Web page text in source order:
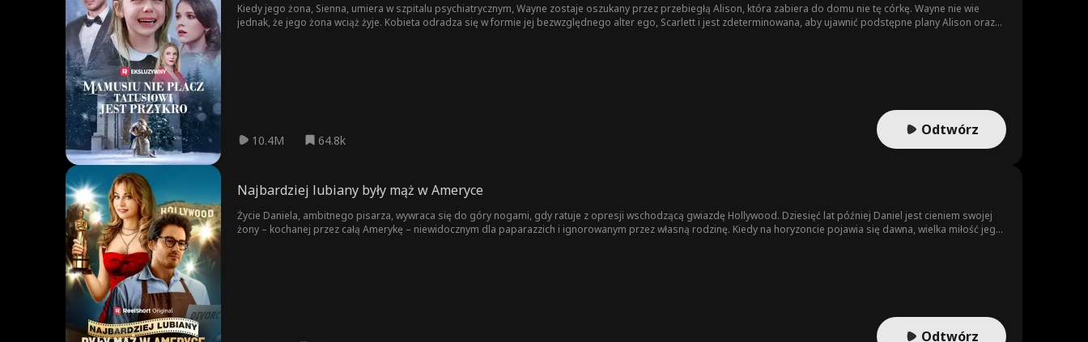
Kiedy jego żona, Sienna, umiera w szpitalu psychiatrycznym, Wayne zostaje oszukany przez przebiegłą Alison, która zabiera do domu nie tę córkę. Wayne nie wie
jednak, że jego żona wciąż żyje. Kobieta odradza się w formie jej bezwzględnego alter ego, Scarlett i jest zdeterminowana, aby ujawnić podstępne plany Alison oraz
10.4M 64.8k
Odtwórz
Najbardziej lubiany były mąż w Ameryce
Życie Daniela, ambitnego pisarza, wywraca się do góry nogami, gdy ratuje z opresji wschodzącą gwiazdę Hollywood. Dziesięć lat później Daniel jest cieniem swojej
żony – kochanej przez całą Amerykę – niewidocznym dla paparazzich i ignorowanym przez własną rodzinę. Kiedy na horyzoncie pojawia się dawna, wielka miłość jego
Odtwórz